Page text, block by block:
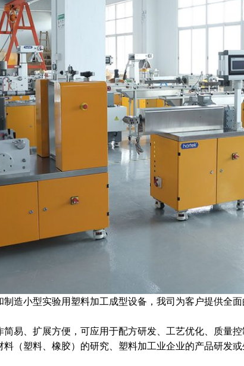
制造小型实验用塑料加工成型设备，我司为客户提供全
易、扩展方便，可应用于配方研发、工艺优化、质量
（塑料、橡胶）的研究、塑料加工业企业的产品研发